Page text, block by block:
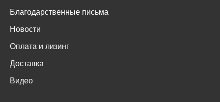
Благодарственные письма
Новости
Оплата и лизинг
Доставка
Видео